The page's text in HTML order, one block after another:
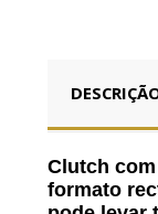
Clutch
formato